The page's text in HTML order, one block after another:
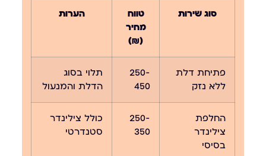
סוג שירות
טווח
מחיר
(₪)
הערות
פתיחת דלת
ללא נזק
250-
450
תלוי בסוג
הדלת והמנעול
החלפת
צילינדר
בסיסי
250-
350
כולל צילינדר
סטנדרטי